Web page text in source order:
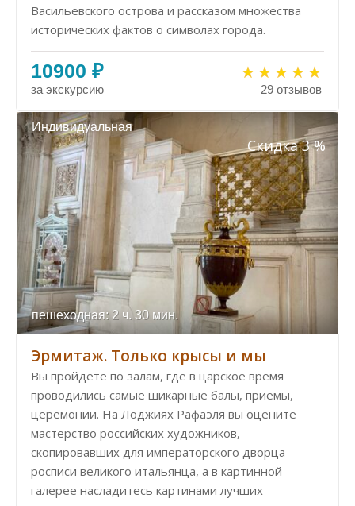
Васильевского острова и рассказом множества
исторических фактов о символах города.
10900 ₽
за экскурсию 29 отзывов
Индивидуальная
пешеходная: 2 ч. 30 мин.
Скидка 3 %
Эрмитаж. Только крысы и мы
Вы пройдете по залам, где в царское время
проводились самые шикарные балы, приемы,
церемонии. На Лоджиях Рафаэля вы оцените
мастерство российских художников,
скопировавших для императорского дворца
росписи великого итальянца, а в картинной
галерее насладитесь картинами лучших